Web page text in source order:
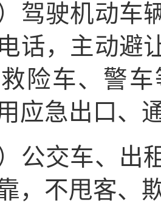
驶机动车辆
话，主动避
险车、警
应急出口、
交车、出租
，不甩客、